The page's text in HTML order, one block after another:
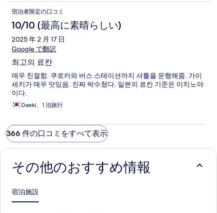
宿泊者限定の口コミ
10/10 (最高に素晴らしい)
2025 年 2 月 17 日
Google で翻訳
최고의 료칸
매우 친절함. 쿠로카와 버스 스테이션까지 셔틀을 운행해줌. 가이
세키가 매우 맛있음. 진짜 박수쳤다. 일본의 료칸 기준은 이치노야
이다.
Daeki、1 泊旅行
366 件の口コミをすべて表示
その他のおすすめ情報
宿泊施設